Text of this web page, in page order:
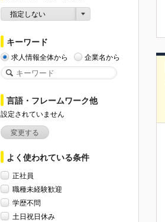
指定しない
キーワード
求人情報全体から 企業名から
言語・フレームワーク他
設定されていません
変更する
よく使われている条件
正社員
職種未経験歓迎
学歴不問
土日祝日休み